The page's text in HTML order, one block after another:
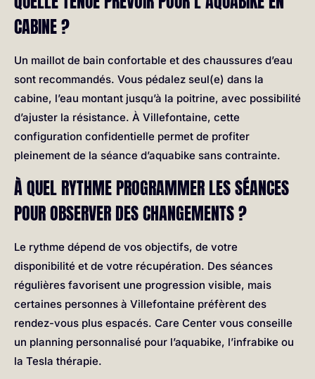
CABINE ?
Un maillot de bain confortable et des chaussures d’eau
sont recommandés. Vous pédalez seul(e) dans la
cabine, l’eau montant jusqu’à la poitrine, avec possibilité
d’ajuster la résistance. À Villefontaine, cette
configuration confidentielle permet de profiter
pleinement de la séance d’aquabike sans contrainte.
À QUEL RYTHME PROGRAMMER LES SÉANCES
POUR OBSERVER DES CHANGEMENTS ?
Le rythme dépend de vos objectifs, de votre
disponibilité et de votre récupération. Des séances
régulières favorisent une progression visible, mais
certaines personnes à Villefontaine préfèrent des
rendez-vous plus espacés. Care Center vous conseille
un planning personnalisé pour l’aquabike, l’infrabike ou
la Tesla thérapie.